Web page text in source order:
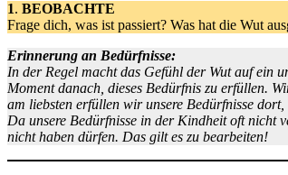
1. BEOBACHTE
Frage dich, was ist passiert? Was hat die Wut
Erinnerung an Bedürfnisse:
In der Regel macht das Gefühl der Wut auf ein
Moment danach, dieses Bedürfnis zu erfüllen.
am liebsten erfüllen wir unsere Bedürfnisse
Da unsere Bedürfnisse in der Kindheit oft nicht
nicht haben dürfen. Das gilt es zu bearbeiten!